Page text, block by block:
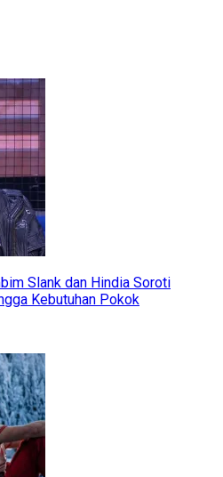
Slank dan Hindia Soroti
Kebutuhan Pokok